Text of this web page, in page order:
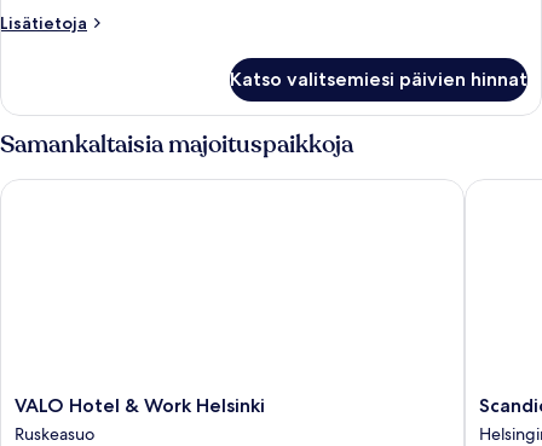
Lisätietoja
Lisätietoja
Katso valitsemiesi päivien hinnat
Samankaltaisia majoituspaikkoja
VALO
Hotel
VALO Hotel & Work Helsinki
Ruskeasuo
VALO Hotel & Work Helsinki
Scandic
Helsinki
Scandic